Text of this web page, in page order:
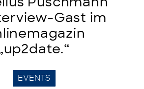
Puschmann
Gast im
EVENTS